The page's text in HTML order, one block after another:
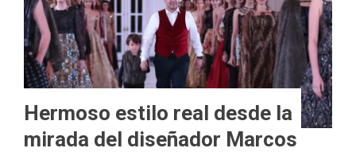
Hermoso estilo real desde la
mirada del diseñador Marcos